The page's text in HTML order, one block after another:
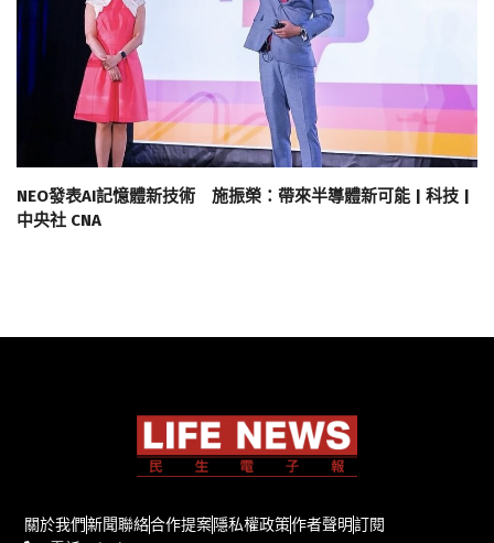
NEO發表AI記憶體新技術 施振榮：帶來半導體新可能 | 科技 |
中央社 CNA
關於我們新聞聯絡合作提案隱私權政策作者聲明訂閱